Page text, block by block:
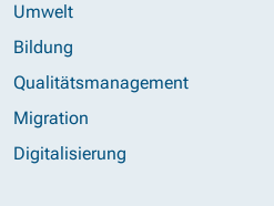
Umwelt
Bildung
Qualitätsmanagement
Migration
Digitalisierung